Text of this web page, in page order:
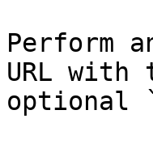
Perform
URL with
optional